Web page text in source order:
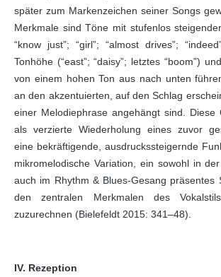
später zum Markenzeichen seiner Songs
Merkmale sind Töne mit stufenlos
“know just”; “girl”; “almost drives”;
Tonhöhe (“east”; “daisy”; letztes “boom”)
von einem hohen Ton aus nach unten
an den akzentuierten, auf den Schlag
einer Melodiephrase angehängt sind. Diese
als verzierte Wiederholung eines zuvor
eine bekräftigende, ausdruckssteigernde
mikromelodische Variation, ein sowohl in
auch im Rhythm & Blues-Gesang präsentes
den zentralen Merkmalen des
zuzurechnen (Bielefeldt 2015: 341–48).
IV. Rezeption